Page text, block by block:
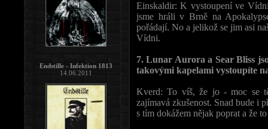
Einskaldir: K vystoupení ve
jsme hráli v Brně na
pořádají. No a jelikož se jim asi
Vídni.
7. Lunar Aurora a Sear Bliss
takovými kapelami vystoupíte
Kverd: To víš, že jo - moc se
zajímavá zkušenost. Snad bude i
s tím dokážem nějak poprat a že
Endstille - Infektion 1813
14.06.2011